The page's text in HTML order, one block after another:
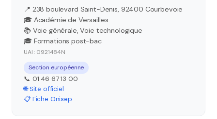
📍 238 boulevard Saint-Denis, 92400 Courbevoie
🎓 Académie de Versailles
📚 Voie générale, Voie technologique
🎓 Formations post-bac
UAI : 0921484N
Section européenne
📞 01 46 67 13 00
🌐 Site officiel
📋 Fiche Onisep